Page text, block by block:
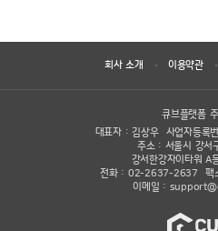
회사 소개 이용약관
큐브플랫폼
대표자 : 김상우
사업자등
주소 : 서울시 강서
강서한강자이타워
전화 : 02-2637-2637
팩
이메일 :